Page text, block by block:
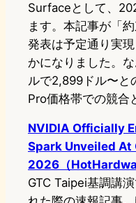
Surfaceとして、
ます。本記事が「
発表は予定通り実
かになりました。
ルで2,899ドル〜と
Pro価格帯での競合
NVIDIA Officially
Spark Unveiled At
2026（
GTC Taipei基調講